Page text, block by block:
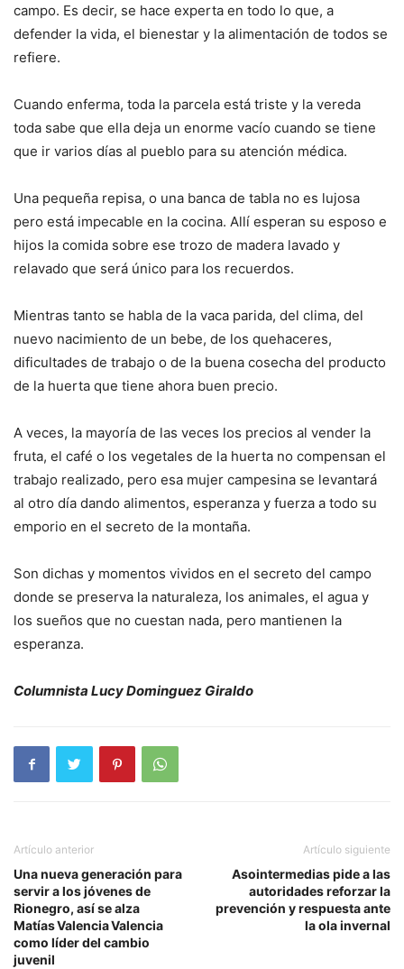
campo. Es decir, se hace experta en todo lo que, a
defender la vida, el bienestar y la alimentación de todos se
refiere.
Cuando enferma, toda la parcela está triste y la vereda
toda sabe que ella deja un enorme vacío cuando se tiene
que ir varios días al pueblo para su atención médica.
Una pequeña repisa, o una banca de tabla no es lujosa
pero está impecable en la cocina. Allí esperan su esposo e
hijos la comida sobre ese trozo de madera lavado y
relavado que será único para los recuerdos.
Mientras tanto se habla de la vaca parida, del clima, del
nuevo nacimiento de un bebe, de los quehaceres,
dificultades de trabajo o de la buena cosecha del producto
de la huerta que tiene ahora buen precio.
A veces, la mayoría de las veces los precios al vender la
fruta, el café o los vegetales de la huerta no compensan el
trabajo realizado, pero esa mujer campesina se levantará
al otro día dando alimentos, esperanza y fuerza a todo su
emporio en el secreto de la montaña.
Son dichas y momentos vividos en el secreto del campo
donde se preserva la naturaleza, los animales, el agua y
los sueños que no cuestan nada, pero mantienen la
esperanza.
Columnista Lucy Dominguez Giraldo
Artículo anterior
Una nueva generación para
servir a los jóvenes de
Rionegro, así se alza
Matías Valencia Valencia
como líder del cambio
juvenil
Artículo siguiente
Asointermedias pide a las
autoridades reforzar la
prevención y respuesta ante
la ola invernal